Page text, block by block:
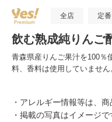
全店 定番
飲む熟成純りんご
青森県産りんご果汁を100％
料、香料は使用していません
・アレルギー情報等は、
・掲載の写真はイメージ